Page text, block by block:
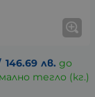
146.69 лв. до
тегло (кг.)